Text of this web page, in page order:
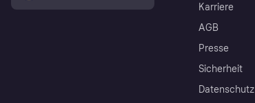
Karriere
AGB
Presse
Sicherheit
Datenschutz